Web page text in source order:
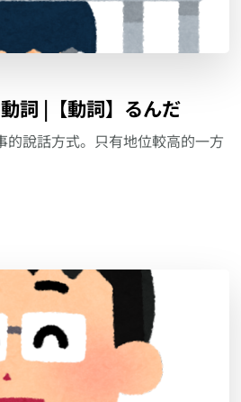
詞 |【動詞】るんだ
的說話方式。只有地位較高的一方